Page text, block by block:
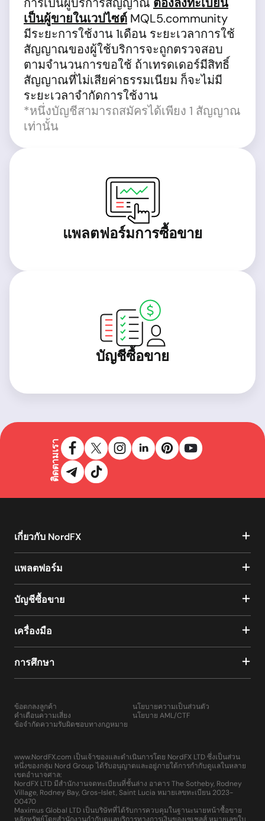
เป็นผู้ขายในเวปไซต์ MQL5.community
มีระยะการใช้งาน 1เดือน ระยะเวลาการใช้
สัญญาณของผู้ใช้บริการจะถูกตรวจสอบ
ตามจำนวนการขอใช้ ถ้าเทรดเดอร์มีสิทธิ์
สัญญาณที่ไม่เสียค่าธรรมเนียม ก็จะไม่มี
ระยะเวลาจำกัดการใช้งาน
*หนึ่งบัญชีสามารถสมัครได้เพียง 1 สัญญาณ
เท่านั้น
แพลตฟอร์มการซื้อขาย
บัญชีซื้อขาย
ติดตามเรา
เกี่ยวกับ NordFX
แพลตฟอร์ม
บัญชีซื้อขาย
เครื่องมือ
การศึกษา
ข้อตกลงลูกค้า
คำเตือนความเสี่ยง
ข้อจำกัดความรับผิดชอบทางกฎหมาย
นโยบายความเป็นส่วนตัว
นโยบาย AML/CTF
www.NordFX.com เป็นเจ้าของและดำเนินการโดย NordFX LTD ซึ่งเป็นส่วน
หนึ่งของกลุ่ม Nord Group ได้รับอนุญาตและอยู่ภายใต้การกำกับดูแลในหลาย
เขตอำนาจศาล:
NordFX LTD มีสำนักงานจดทะเบียนที่ชั้นล่าง อาคาร The Sotheby, Rodney
Village, Rodney Bay, Gros-Islet, Saint Lucia หมายเลขทะเบียน 2023-
00470
Maximus Global LTD เป็นบริษัทที่ได้รับการควบคุมในฐานะนายหน้าซื้อขาย